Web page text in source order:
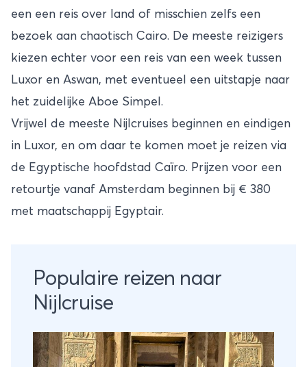
een een reis over land of misschien zelfs een
bezoek aan chaotisch Cairo. De meeste reizigers
kiezen echter voor een reis van een week tussen
Luxor en Aswan, met eventueel een uitstapje naar
het zuidelijke Aboe Simpel.
Vrijwel de meeste Nijlcruises beginnen en eindigen
in Luxor, en om daar te komen moet je reizen via
de Egyptische hoofdstad Caïro. Prijzen voor een
retourtje vanaf Amsterdam beginnen bij € 380
met maatschappij Egyptair.
Populaire reizen naar
Nijlcruise